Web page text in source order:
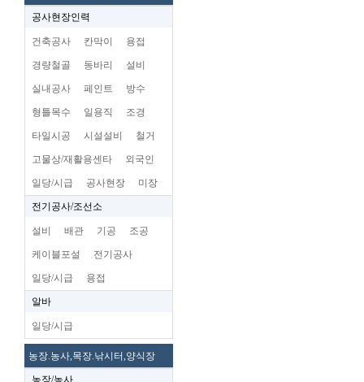
공사현장인력
건축공사 칸막이 용접
경량철골 동바리 설비
실내공사 페인트 방수
형틀목수 일용직 조경
타일시공 시설설비 철거
고물상/재활용센타 외국인
일당/시급 공사현장 미장
전기공사/조선소
설비 배관 기공 조공
케이블포설 전기공사
일당/시급 용접
알바
일당/시급
농장.농사,목장.낚시터,양식장
농장/농사